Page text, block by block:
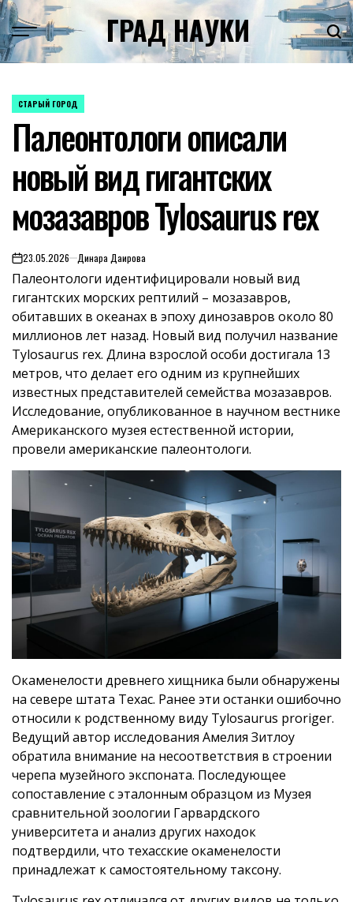
Skip
to
content
ГРАД НАУКИ
POSTED
СТАРЫЙ ГОРОД
Палеонтологи описали
новый вид гигантских
мозазавров Tylosaurus rex
on23.05.2026 Динара Даирова
Палеонтологи идентифицировали новый вид
гигантских морских рептилий – мозазавров,
обитавших в океанах в эпоху динозавров около 80
миллионов лет назад. Новый вид получил название
Tylosaurus rex. Длина взрослой особи достигала 13
метров, что делает его одним из крупнейших
известных представителей семейства мозазавров.
Исследование, опубликованное в научном вестнике
Американского музея естественной истории,
провели американские палеонтологи.
Окаменелости древнего хищника были обнаружены
на севере штата Техас. Ранее эти останки ошибочно
относили к родственному виду Tylosaurus proriger.
Ведущий автор исследования Амелия Зитлоу
обратила внимание на несоответствия в строении
черепа музейного экспоната. Последующее
сопоставление с эталонным образцом из Музея
сравнительной зоологии Гарвардского
университета и анализ других находок
подтвердили, что техасские окаменелости
принадлежат к самостоятельному таксону.